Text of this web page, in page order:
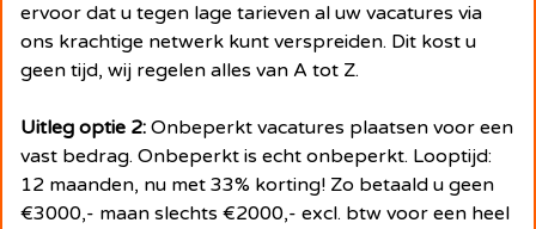
ervoor dat u tegen lage tarieven al uw vacatures via
ons krachtige netwerk kunt verspreiden. Dit kost u
geen tijd, wij regelen alles van A tot Z.
Uitleg optie 2: Onbeperkt vacatures plaatsen voor een
vast bedrag. Onbeperkt is echt onbeperkt. Looptijd:
12 maanden, nu met 33% korting! Zo betaald u geen
€3000,- maan slechts €2000,- excl. btw voor een heel